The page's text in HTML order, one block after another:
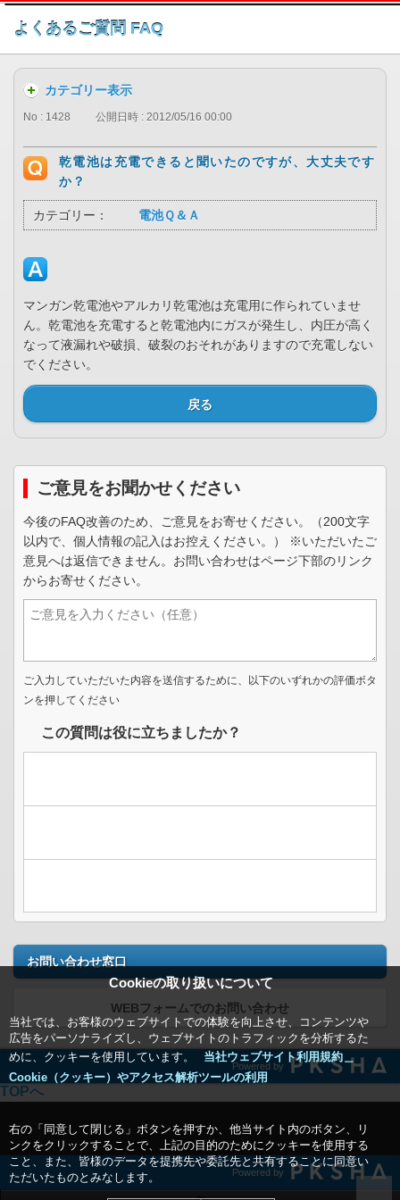
このページの本文へ
よくあるご質問 FAQ
Cookieの取り扱いについて
当社では、お客様のウェブサイトでの体験を向上させ、コンテンツや
広告をパーソナライズし、ウェブサイトのトラフィックを分析するた
めに、クッキーを使用しています。
当社ウェブサイト利用規約＿
Cookie（クッキー）やアクセス解析ツールの利用
右の「同意して閉じる」ボタンを押すか、他当サイト内のボタン、リ
ンクをクリックすることで、上記の目的のためにクッキーを使用する
こと、また、皆様のデータを提携先や委託先と共有することに同意い
ただいたものとみなします。
カテゴリー表示
No : 1428 公開日時 : 2012/05/16 00:00
乾電池は充電できると聞いたのですが、大丈夫です
か？
カテゴリー： 電池Ｑ＆Ａ
マンガン乾電池やアルカリ乾電池は充電用に作られていませ
ん。乾電池を充電すると乾電池内にガスが発生し、内圧が高く
なって液漏れや破損、破裂のおそれがありますので充電しない
でください。
戻る
ご意見をお聞かせください
今後のFAQ改善のため、ご意見をお寄せください。（200文字
以内で、個人情報の記入はお控えください。） ※いただいたご
意見へは返信できません。お問い合わせはページ下部のリンク
からお寄せください。
ご入力していただいた内容を送信するために、以下のいずれかの評価ボタ
ンを押してください
この質問は役に立ちましたか？
お問い合わせ窓口
WEBフォームでのお問い合わせ
Powered by
TOPへ
Powered by